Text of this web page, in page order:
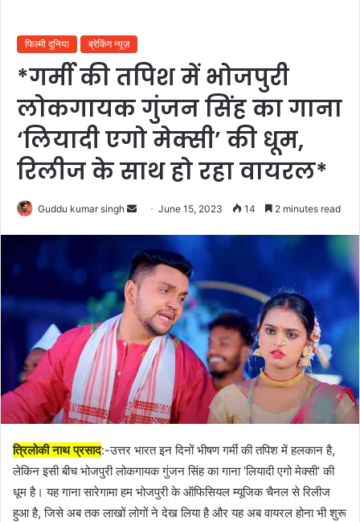
फिल्मी दुनिया ब्रेकिंग न्यूज़
*गर्मी की तपिश में भोजपुरी
लोकगायक गुंजन सिंह का गाना
‘लियादी एगो मेक्सी’ की धूम,
रिलीज के साथ हो रहा वायरल*
Guddu kumar singh
Send
email
June 15, 2023 14 2 minutes read
त्रिलोकी नाथ प्रसाद:-उत्तर भारत इन दिनों भीषण गर्मी की तपिश में हलकान है,
लेकिन इसी बीच भोजपुरी लोकगायक गुंजन सिंह का गाना ‘लियादी एगो मेक्सी’ की
धूम है। यह गाना सारेगामा हम भोजपुरी के ऑफिसियल म्यूजिक चैनल से रिलीज
हुआ है, जिसे अब तक लाखों लोगों ने देख लिया है और यह अब वायरल होना भी शुरू